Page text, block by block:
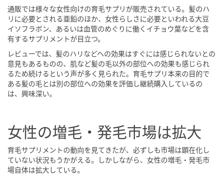
通販では様々な女性向けの育毛サプリが販売されている。髪のハ
リに必要とされる亜鉛のほか、女性らしさに必要といわれる大豆
イソフラボン、あるいは血管のめぐりに働くイチョウ葉などを含
有するサプリメントが目立つ。
レビューでは、髪のハリなどへの効果はすぐには感じられないとの
意見もあるものの、肌など髪の毛以外の部位への効果も感じられ
るため続けるという声が多く見られた。育毛サプリ本来の目的で
ある髪の毛とは別の部位への効果を評価し継続購入しているの
は、興味深い。
女性の増毛・発毛市場は拡大
育毛サプリメントの動向を見てきたが、必ずしも市場は顕在化し
ていない状況もうかがえる。しかしながら、女性の増毛・発毛市
場自体は拡大している。